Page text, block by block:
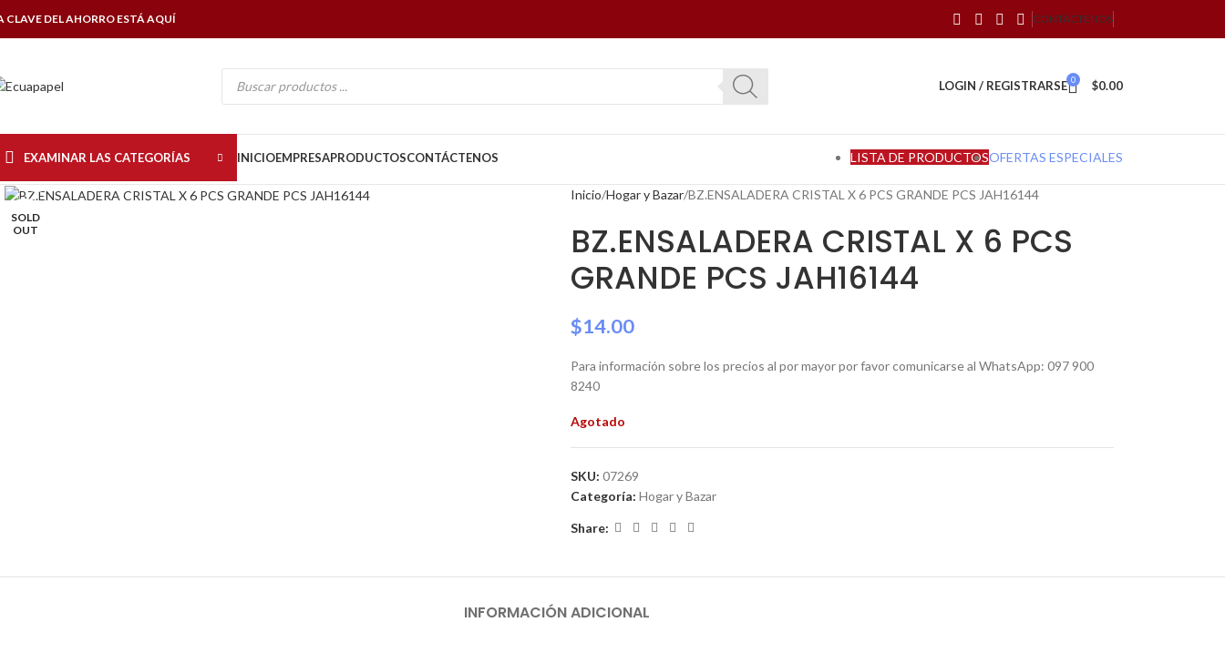
CLAVE DEL AHORRO ESTÁ AQUÍ CONTÁCTENOS
LOGIN / REGISTRARSE 0 $0.00
EXAMINAR LAS CATEGORÍAS INICIOEMPRESAPRODUCTOSCONTÁCTENOS LISTA DE PRODUCTOSOFERTAS ESPECIALES
SOLD
OUT
Inicio Hogar y Bazar BZ.ENSALADERA CRISTAL X 6 PCS GRANDE PCS JAH16144
BZ.ENSALADERA CRISTAL X 6 PCS
GRANDE PCS JAH16144
$14.00
Para información sobre los precios al por mayor por favor comunicarse al WhatsApp: 097 900
8240
Agotado
SKU: 07269
Categoría: Hogar y Bazar
Share:
INFORMACIÓN ADICIONAL